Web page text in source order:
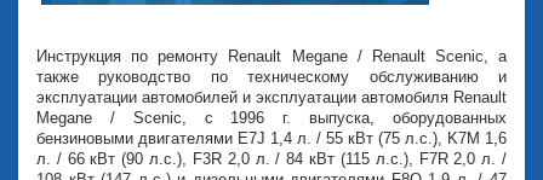
Инструкция по ремонту Renault Megane / Renault Scenic, а
также руководство по техническому обслуживанию и
эксплуатации автомобилей и эксплуатации автомобиля Renault
Megane / Scenic, с 1996 г. выпуска, оборудованных
бензиновыми двигателями E7J 1,4 л. / 55 кВт (75 л.с.), K7M 1,6
л. / 66 кВт (90 л.с.), F3R 2,0 л. / 84 кВт (115 л.с.), F7R 2,0 л. /